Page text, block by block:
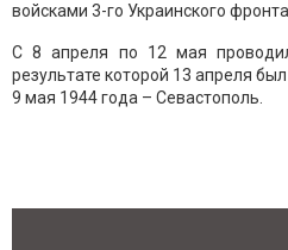
войсками 3-го Украинского фронта.
С 8 апреля по 12 мая
результате которой 13 апреля
9 мая 1944 года – Севастополь.